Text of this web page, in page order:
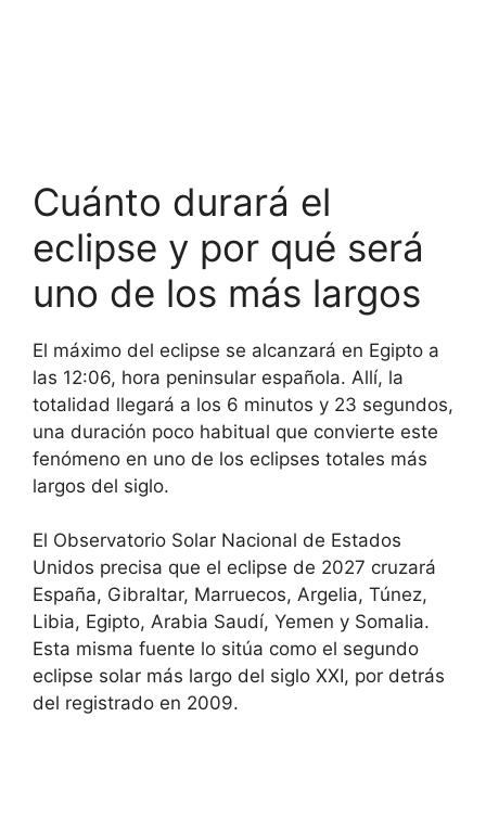
Cuánto durará el
eclipse y por qué será
uno de los más largos
El máximo del eclipse se alcanzará en Egipto a
las 12:06, hora peninsular española. Allí, la
totalidad llegará a los 6 minutos y 23 segundos,
una duración poco habitual que convierte este
fenómeno en uno de los eclipses totales más
largos del siglo.
El Observatorio Solar Nacional de Estados
Unidos precisa que el eclipse de 2027 cruzará
España, Gibraltar, Marruecos, Argelia, Túnez,
Libia, Egipto, Arabia Saudí, Yemen y Somalia.
Esta misma fuente lo sitúa como el segundo
eclipse solar más largo del siglo XXI, por detrás
del registrado en 2009.